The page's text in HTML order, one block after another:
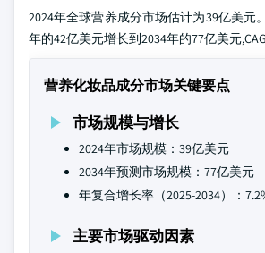
2024年全球营养成分市场估计为39亿美元
年的42亿美元增长到2034年的77亿美元
营养化妆品成分市场关键要点
市场规模与增长
2024年市场规模：39亿美元
2034年预测市场规模：77亿美元
年复合增长率（2025-2034）：
主要市场驱动因素